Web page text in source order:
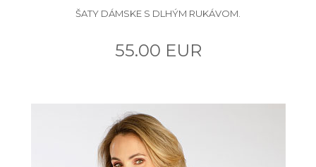
ŠATY DÁMSKE S DLHÝM RUKÁVOM.
55.00 EUR